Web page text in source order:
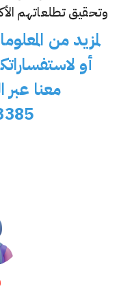
وتحقيق تطلعاتهم
لمزيد من
أو
معنا عبر